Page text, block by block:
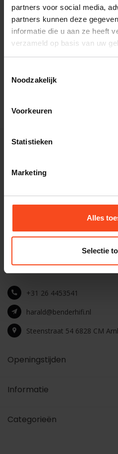
partners voor social media,
partners kunnen deze
informatie die u aan ze heeft
verzameld op basis van uw
Noodzakelijk
Voorkeuren
Statistieken
Marketing
Alles
Selectie
Kom het
ervaren in
winkel
+31 26 4453541
harald@benderhifi.nl
Steenstraat 54 6828 CM
Openingstijden
Informatie
Categorieën